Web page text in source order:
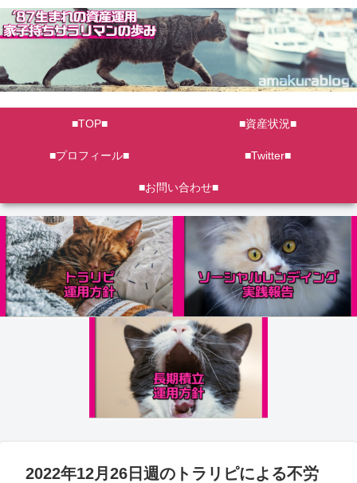
■TOP■ ■資産状況■
■プロフィール■ ■Twitter■
■お問い合わせ■
2022年12月26日週のトラリピによる不労